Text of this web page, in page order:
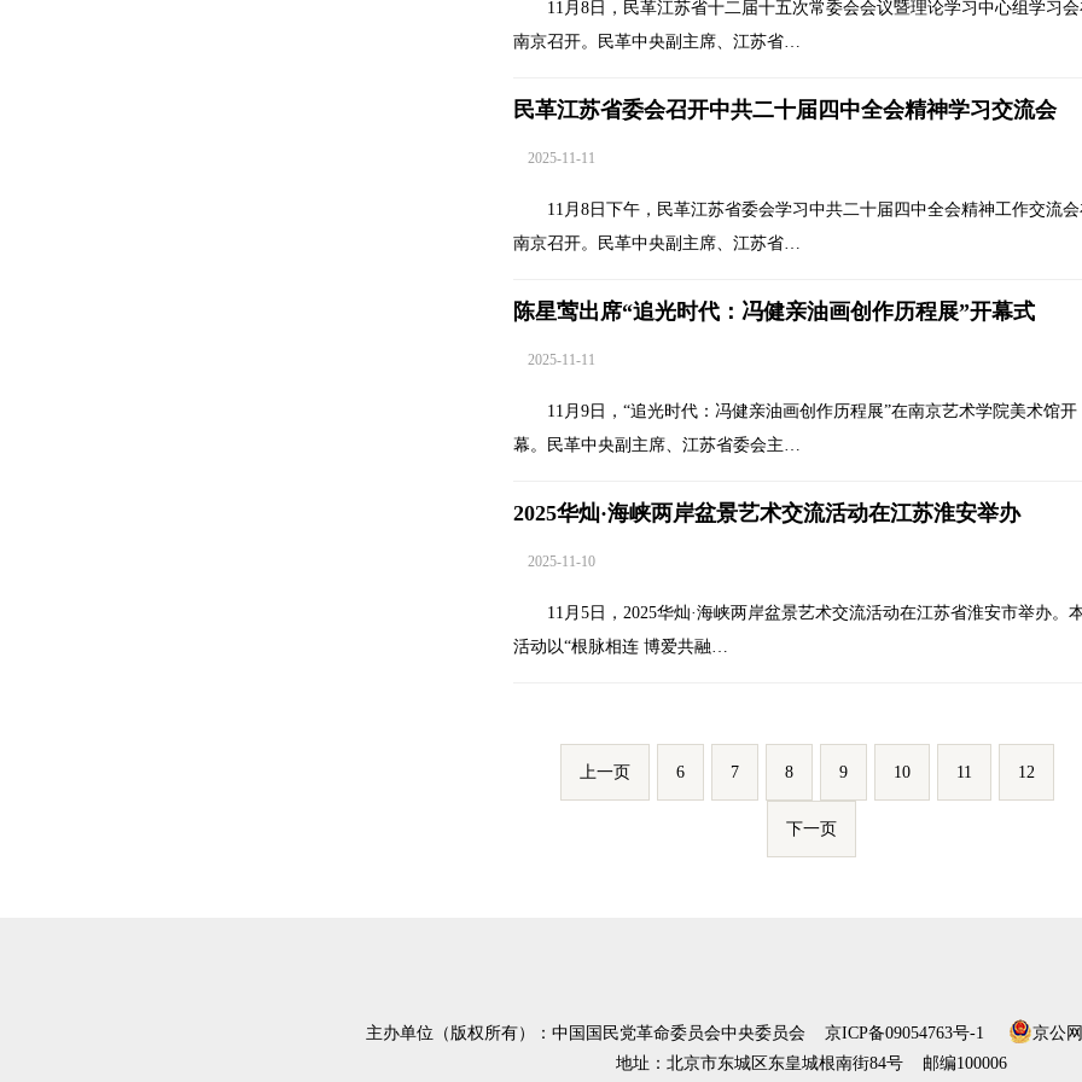
11月8日，民革江苏省十二届十五次常委会会议暨理论学习中心组学习
南京召开。民革中央副主席、江苏省…
民革江苏省委会召开中共二十届四中全会精神学习交流会
2025-11-11
11月8日下午，民革江苏省委会学习中共二十届四中全会精神工作交流
南京召开。民革中央副主席、江苏省…
陈星莺出席“追光时代：冯健亲油画创作历程展”开幕式
2025-11-11
11月9日，“追光时代：冯健亲油画创作历程展”在南京艺术学院美术馆开
幕。民革中央副主席、江苏省委会主…
2025华灿·海峡两岸盆景艺术交流活动在江苏淮安举办
2025-11-10
11月5日，2025华灿·海峡两岸盆景艺术交流活动在江苏省淮安市举办。
活动以“根脉相连 博爱共融…
上一页 6 7 8 9 10 11 12
下一页
主办单位（版权所有）：中国国民党革命委员会中央委员会 京ICP备09054763号-1
京公
地址：北京市东城区东皇城根南街84号 邮编100006